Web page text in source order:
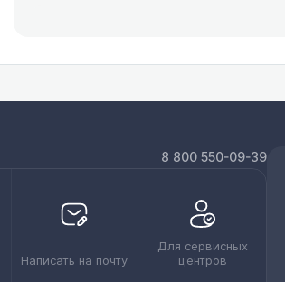
8 800 550-09-39
Написать на почту
Для сервисных
центров